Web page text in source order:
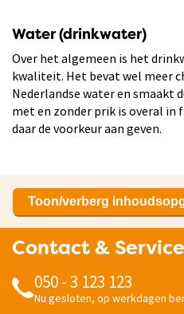
Water (drinkwater)
Over het algemeen is het
kwaliteit. Het bevat wel meer
Nederlandse water en smaakt
met en zonder prik is overal in
daar de voorkeur aan geven.
Toon/verberg
Contact & Service
050 - 3 123 123
Nu gesloten, op werkdagen